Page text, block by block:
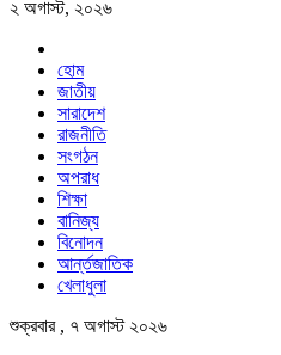
২ অগাস্ট, ২০২৬
হোম
জাতীয়
সারাদেশ
রাজনীতি
সংগঠন
অপরাধ
শিক্ষা
বানিজ্য
বিনোদন
আর্ন্তজাতিক
খেলাধুলা
শুক্রবার , ৭ অগাস্ট ২০২৬